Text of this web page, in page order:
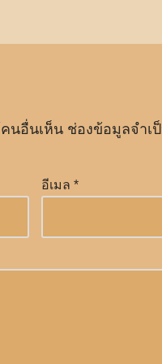
นอื่นเห็น ช่องข้อมูลจำเ
อีเมล *